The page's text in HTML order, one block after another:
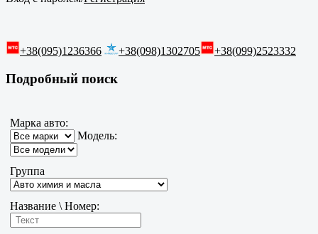
+38(095)1236366 +38(098)1302705 +38(099)2523332
Подробный поиск
Марка авто:
Модель:
Группа
Название \ Номер: